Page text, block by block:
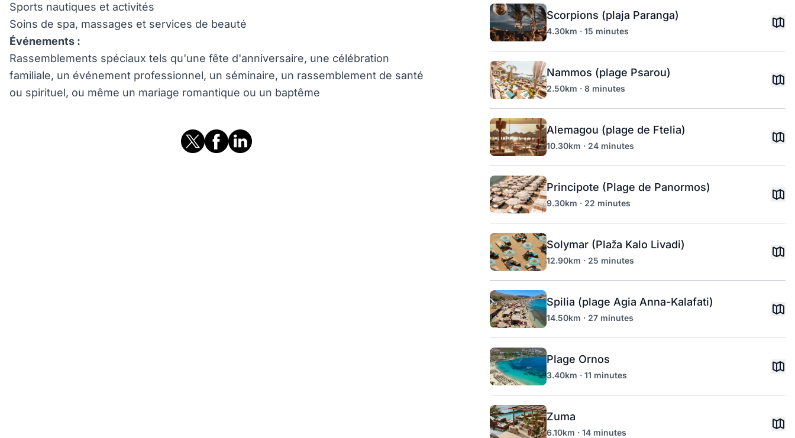
Sports nautiques et activités
Soins de spa, massages et services de beauté
Événements :
Rassemblements spéciaux tels qu'une fête d'anniversaire, une célébration
familiale, un événement professionnel, un séminaire, un rassemblement de santé
ou spirituel, ou même un mariage romantique ou un baptême
Scorpions (plaja Paranga)
4.30km · 15 minutes
Nammos (plage Psarou)
2.50km · 8 minutes
Alemagou (plage de Ftelia)
10.30km · 24 minutes
Principote (Plage de Panormos)
9.30km · 22 minutes
Solymar (Plaža Kalo Livadi)
12.90km · 25 minutes
Spilia (plage Agia Anna-Kalafati)
14.50km · 27 minutes
Plage Ornos
3.40km · 11 minutes
Zuma
6.10km · 14 minutes